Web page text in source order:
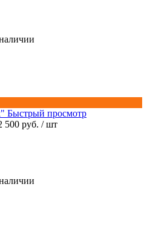
Быстрый просмотр
500 руб. / шт